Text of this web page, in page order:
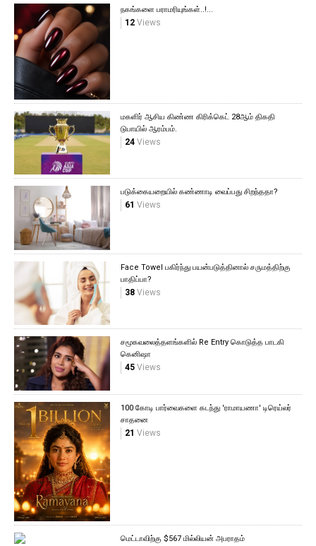
நகங்களை பராமரியுங்கள்..!...
12Views
மகளிர் ஆசிய கிண்ண கிரிக்கெட் 28ஆம் திகதி
டுபாயில் ஆரம்பம்.
24Views
படுக்கையறையில் கண்ணாடி வைப்பது சிறந்ததா?
61 Views
Face Towel பகிர்ந்து பயன்படுத்தினால் சருமத்திற்கு
பாதிப்பா?
38Views
சமூகவலைத்தளங்களில் Re Entry கொடுத்த பாடகி
கெனிஷா
45Views
100 கோடி பார்வைகளை கடந்து 'ராமாயணா' டிரெய்லர்
சாதனை
21 Views
மெட்டாவிற்கு $567 மில்லியன் அபராதம்